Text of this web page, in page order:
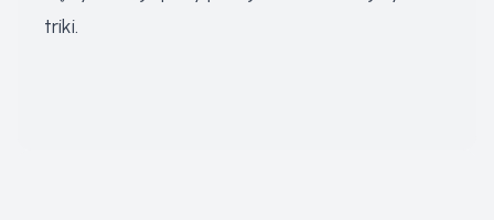
triki.